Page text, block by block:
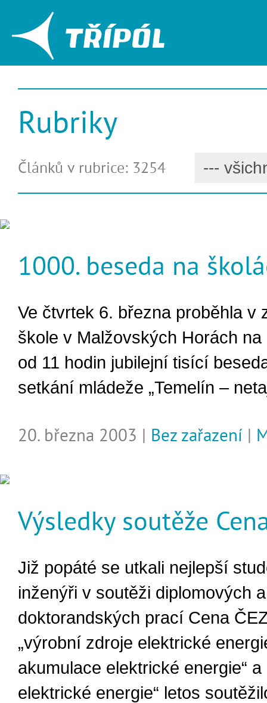
Rubriky
Článků v rubrice: 3254
1000. beseda na
Ve čtvrtek 6. března proběhla v
škole v Malžovských Horách na
od 11 hodin jubilejní tisící
setkání mládeže „Temelín –
20. března 2003 | Bez zařazení |
Výsledky soutěže
Již popáté se utkali nejlepší
inženýři v soutěži diplomových a
doktorandských prací Cena
„výrobní zdroje elektrické
akumulace elektrické energie“ a
elektrické energie“ letos